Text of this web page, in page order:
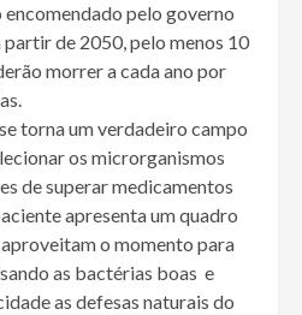
pelo governo
de 2050, pelo menos 10
morrer a cada ano por
torna um verdadeiro campo
os microrganismos
de superar medicamentos
apresenta um quadro
o momento para
as bactérias boas e
as defesas naturais do